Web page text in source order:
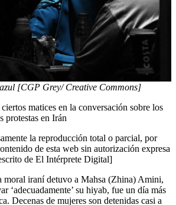
[CGP Grey/ Creative Commons]
matices en la conversación sobre los
protestas en Irán
la reproducción total o parcial, por
de esta web sin autorización expresa
de El Intérprete Digital]
moral iraní detuvo a Mahsa (Zhina) Amini,
‘adecuadamente’ su hiyab, fue un día más
Decenas de mujeres son detenidas casi a